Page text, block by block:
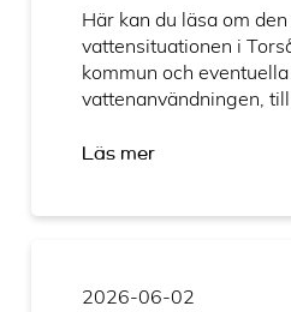
Här kan du läsa om
vattensituationen i
kommun och
vattenanvändningen,
Läs mer
2026-06-02